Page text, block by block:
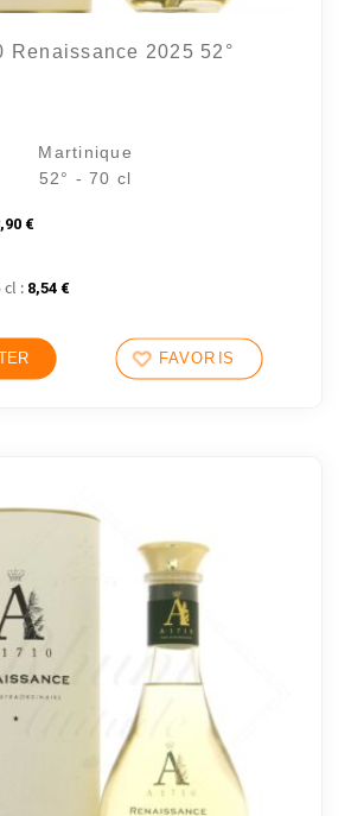
Renaissance 2025 52°
Martinique
52° - 70 cl
€
cl : 8,54 €
FAVORIS